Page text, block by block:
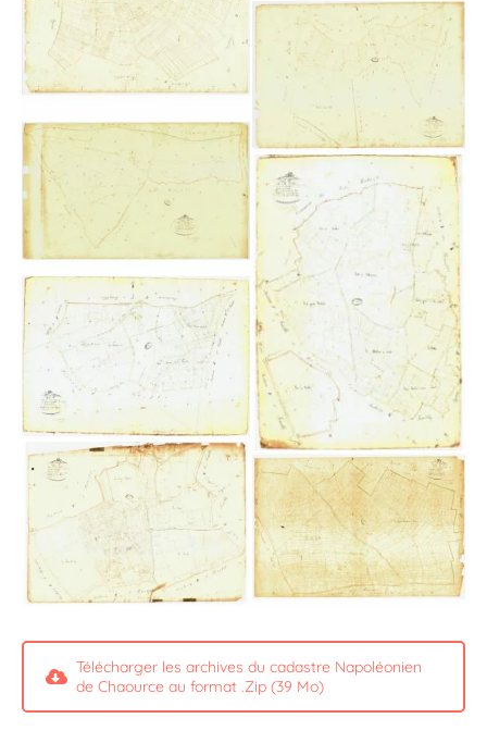
Télécharger les archives du cadastre Napoléonien
de Chaource au format .Zip (39 Mo)